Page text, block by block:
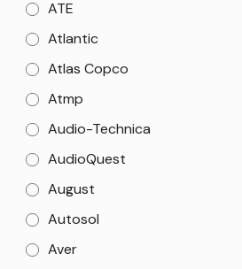
ATE
Atlantic
Atlas Copco
Atmp
Audio-Technica
AudioQuest
August
Autosol
Aver